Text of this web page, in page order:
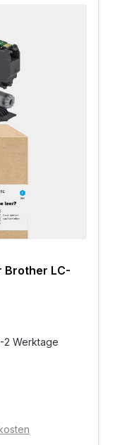
Brother LC-
2 Werktage